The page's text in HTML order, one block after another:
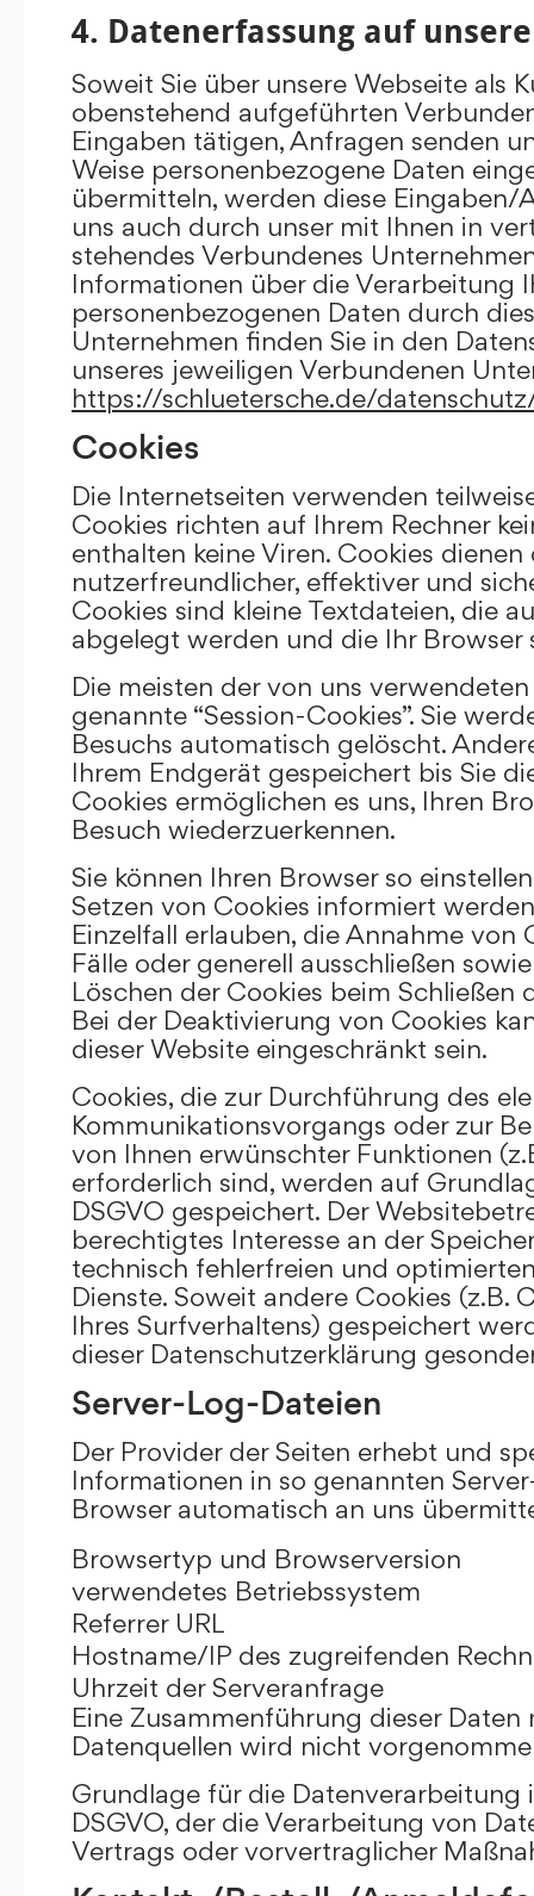
4. Datenerfassung auf
Soweit Sie über unsere Webseite als
obenstehend aufgeführten
Eingaben tätigen, Anfragen senden
Weise personenbezogene Daten
übermitteln, werden diese
uns auch durch unser mit Ihnen in
stehendes Verbundenes
Informationen über die Verarbeitung
personenbezogenen Daten durch
Unternehmen finden Sie in den
unseres jeweiligen Verbundenen
https://schluetersche.de/
Cookies
Die Internetseiten verwenden
Cookies richten auf Ihrem Rechner
enthalten keine Viren. Cookies
nutzerfreundlicher, effektiver und
Cookies sind kleine Textdateien, die
abgelegt werden und die Ihr Browser
Die meisten der von uns
genannte “Session-Cookies”. Sie
Besuchs automatisch gelöscht.
Ihrem Endgerät gespeichert bis Sie
Cookies ermöglichen es uns, Ihren
Besuch wiederzuerkennen.
Sie können Ihren Browser so
Setzen von Cookies informiert
Einzelfall erlauben, die Annahme von
Fälle oder generell ausschließen
Löschen der Cookies beim Schließen
Bei der Deaktivierung von Cookies
dieser Website eingeschränkt sein.
Cookies, die zur Durchführung des
Kommunikationsvorgangs oder zur
von Ihnen erwünschter Funktionen
erforderlich sind, werden auf
DSGVO gespeichert. Der
berechtigtes Interesse an der
technisch fehlerfreien und
Dienste. Soweit andere Cookies (z.B.
Ihres Surfverhaltens) gespeichert
dieser Datenschutzerklärung
Server-Log-Dateien
Der Provider der Seiten erhebt und
Informationen in so genannten
Browser automatisch an uns
Browsertyp und Browserversion
verwendetes Betriebssystem
Referrer URL
Hostname/IP des zugreifenden
Uhrzeit der Serveranfrage
Eine Zusammenführung dieser Daten
Datenquellen wird nicht
Grundlage für die Datenverarbeitung
DSGVO, der die Verarbeitung von
Vertrags oder vorvertraglicher